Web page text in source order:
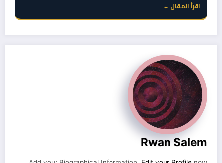
اقرأ المقال ←
Rwan Salem